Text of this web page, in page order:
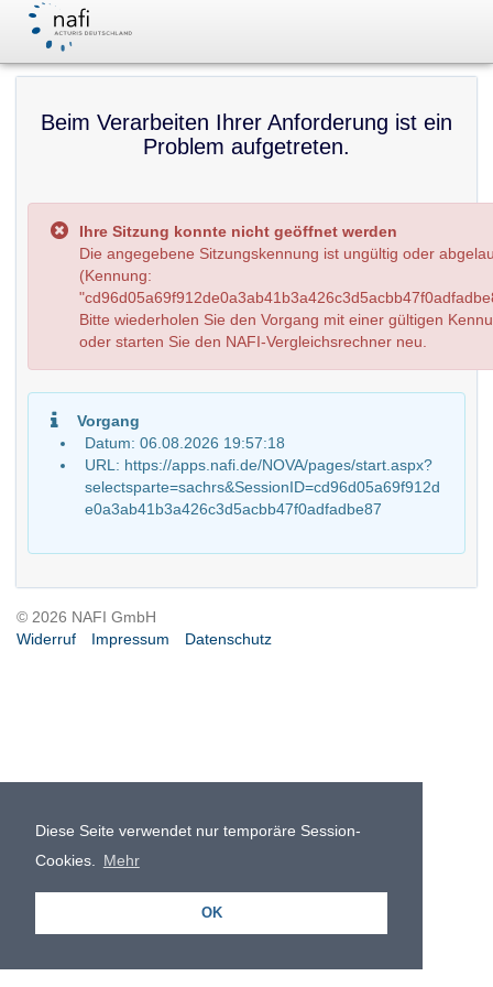
Diese Seite verwendet nur temporäre Session-
Cookies.
Mehr
OK
Beim Verarbeiten Ihrer Anforderung ist ein
Problem aufgetreten.
Ihre Sitzung konnte nicht geöffnet werden
Die angegebene Sitzungskennung ist ungültig oder
(Kennung:
Bitte wiederholen Sie den Vorgang mit einer gültigen
oder starten Sie den NAFI-Vergleichsrechner neu.
Vorgang
Datum: 06.08.2026 19:57:18
URL: https://apps.nafi.de/NOVA/pages/start.aspx?
selectsparte=sachrs&SessionID=cd96d05a69f912d
e0a3ab41b3a426c3d5acbb47f0adfadbe87
© 2026 NAFI GmbH
Widerruf
Impressum Datenschutz